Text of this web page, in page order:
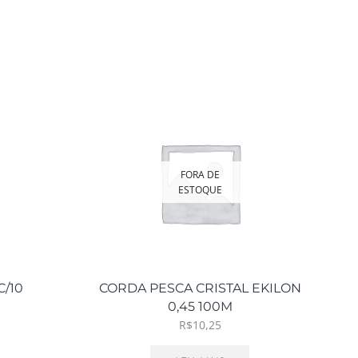
10
FORA DE
ESTOQUE
CORDA PESCA CRISTAL EKILON
0,45 100M
R$10,25